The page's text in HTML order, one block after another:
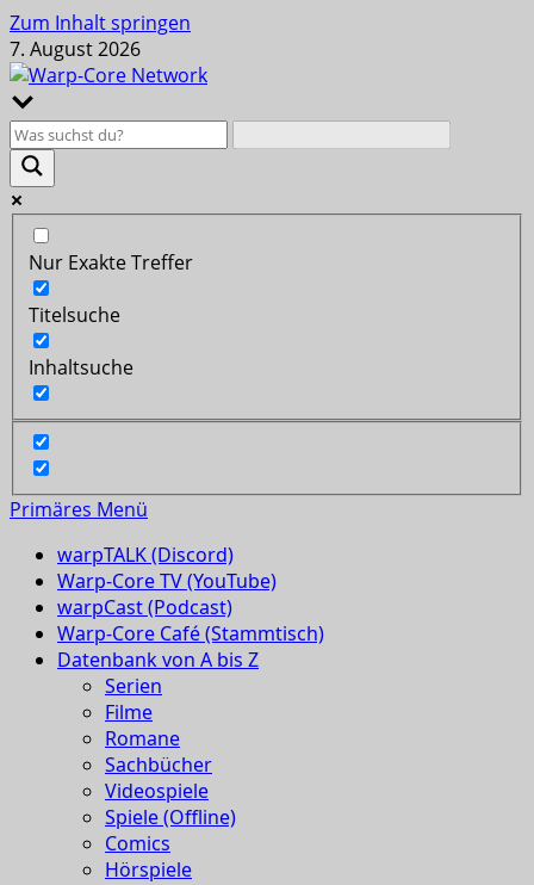
Zum Inhalt springen
7. August 2026
Nur Exakte Treffer
Titelsuche
Inhaltsuche
Primäres Menü
warpTALK (Discord)
Warp-Core TV (YouTube)
warpCast (Podcast)
Warp-Core Café (Stammtisch)
Datenbank von A bis Z
Serien
Filme
Romane
Sachbücher
Videospiele
Spiele (Offline)
Comics
Hörspiele